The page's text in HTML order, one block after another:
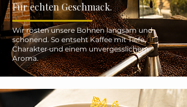
Für echten Geschmack.
Wir rösten unsere Bohnen langsam und
schonend. So entseht Kaffee mit Tiefe,
Charakter und einem unvergesslichem
Aroma.